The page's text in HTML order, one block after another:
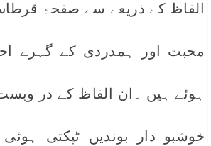
الفاظ کے ذریعے سے صفحۂ قرطاس
محبت اور ہمدردی کے گہرے
ہوئے ہیں ۔ان الفاظ کے در
خوشبو دار بوندیں ٹپکتی